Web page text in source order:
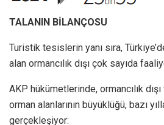
TALANIN BİLANÇOSU
Turistik tesislerin yanı sıra,
alan ormancılık dışı çok sayıda
AKP hükümetlerinde, ormancılık
orman alanlarının büyüklüğü, bazı
gerçekleşiyor: